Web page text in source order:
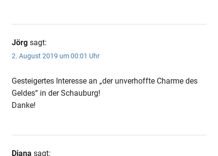
Jörg sagt:
2. August 2019 um 00:01 Uhr
Gesteigertes Interesse an „der unverhoffte Charme des
Geldes“ in der Schauburg!
Danke!
Diana sagt: